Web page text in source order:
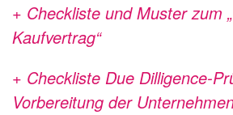
+ Checkliste und Muster zum
Kaufvertrag“
+ Checkliste Due Dilligence-
Vorbereitung der